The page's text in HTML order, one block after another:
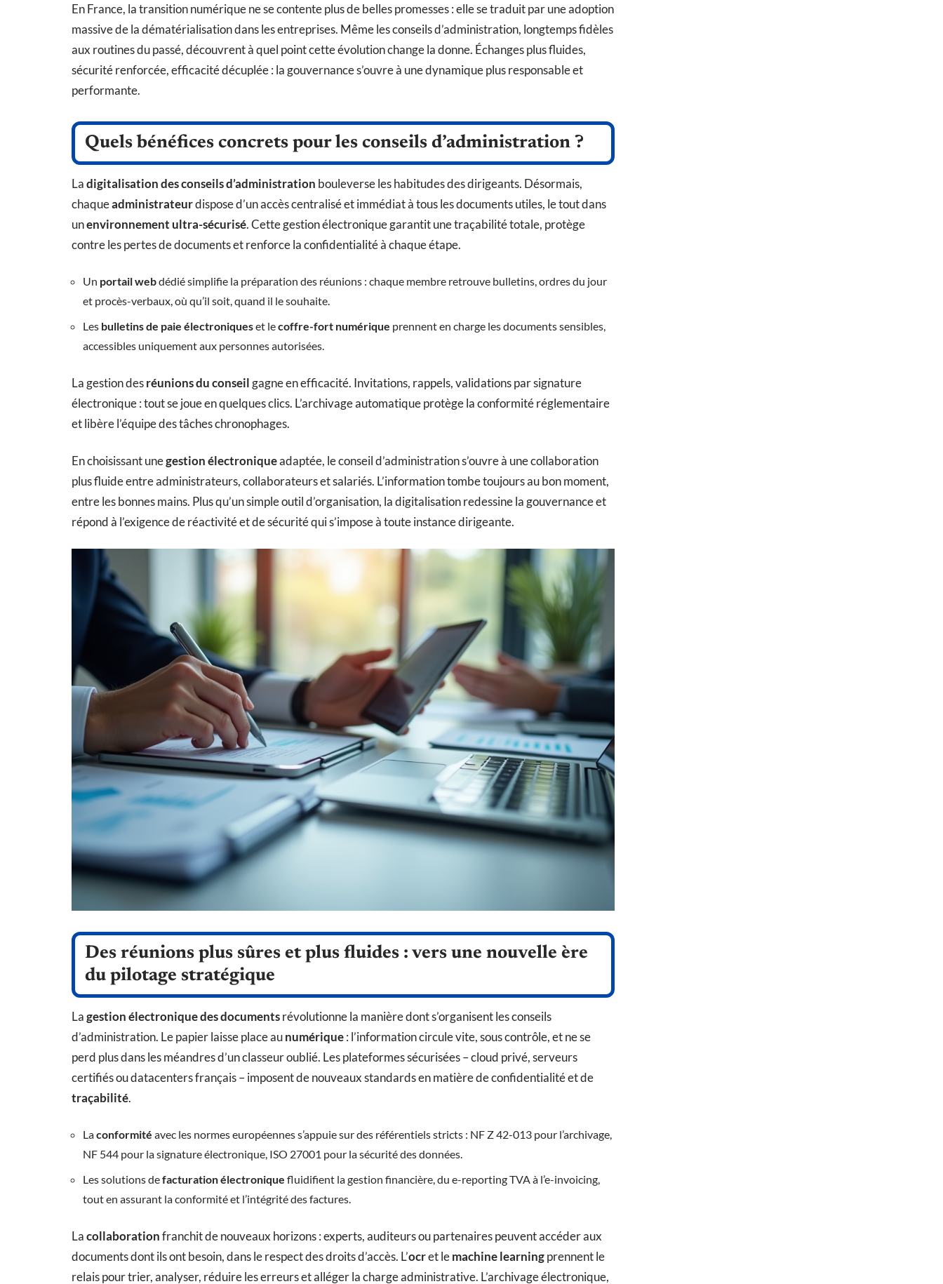
En France, la transition numérique ne se contente plus de belles promesses : elle se traduit par une adoption
massive de la dématérialisation dans les entreprises. Même les conseils d’administration, longtemps fidèles
aux routines du passé, découvrent à quel point cette évolution change la donne. Échanges plus fluides,
sécurité renforcée, efficacité décuplée : la gouvernance s’ouvre à une dynamique plus responsable et
performante.
Quels bénéfices concrets pour les conseils d’administration ?
Ladigitalisation des conseils d’administration bouleverse les habitudes des dirigeants. Désormais,
chaqueadministrateurdispose d’un accès centralisé et immédiat à tous les documents utiles, le tout dans
unenvironnement ultra-sécurisé. Cette gestion électronique garantit une traçabilité totale, protège
contre les pertes de documents et renforce la confidentialité à chaque étape.
Un portail webdédié simplifie la préparation des réunions : chaque membre retrouve bulletins, ordres du jour
et procès-verbaux, où qu’il soit, quand il le souhaite.
Les bulletins de paie électroniqueset lecoffre-fort numérique prennent en charge les documents sensibles,
accessibles uniquement aux personnes autorisées.
La gestion desréunions du conseil gagne en efficacité. Invitations, rappels, validations par signature
électronique : tout se joue en quelques clics. L’archivage automatique protège la conformité réglementaire
et libère l’équipe des tâches chronophages.
En choisissant unegestion électroniqueadaptée, le conseil d’administration s’ouvre à une collaboration
plus fluide entre administrateurs, collaborateurs et salariés. L’information tombe toujours au bon moment,
entre les bonnes mains. Plus qu’un simple outil d’organisation, la digitalisation redessine la gouvernance et
répond à l’exigence de réactivité et de sécurité qui s’impose à toute instance dirigeante.
Des réunions plus sûres et plus fluides : vers une nouvelle ère
du pilotage stratégique
Lagestion électronique des documentsrévolutionne la manière dont s’organisent les conseils
d’administration. Le papier laisse place aunumérique: l’information circule vite, sous contrôle, et ne se
perd plus dans les méandres d’un classeur oublié. Les plateformes sécurisées – cloud privé, serveurs
certifiés ou datacenters français – imposent de nouveaux standards en matière de confidentialité et de
traçabilité.
Laconformité avec les normes européennes s’appuie sur des référentiels stricts : NF Z 42-013 pour l’archivage,
NF 544 pour la signature électronique, ISO 27001 pour la sécurité des données.
Les solutions defacturation électronique fluidifient la gestion financière, du e-reporting TVA à l’e-invoicing,
tout en assurant la conformité et l’intégrité des factures.
Lacollaborationfranchit de nouveaux horizons : experts, auditeurs ou partenaires peuvent accéder aux
documents dont ils ont besoin, dans le respect des droits d’accès. L’ocret lemachine learningprennent le
relais pour trier, analyser, réduire les erreurs et alléger la charge administrative. L’archivage électronique,